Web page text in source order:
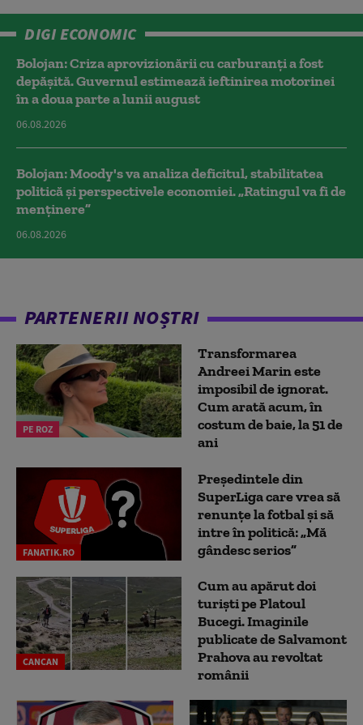
DIGI ECONOMIC
Bolojan: Criza aprovizionării cu carburanți a fost
depășită. Guvernul estimează ieftinirea motorinei
în a doua parte a lunii august
06.08.2026
Bolojan: Moody's va analiza deficitul, stabilitatea
politică și perspectivele economiei. „Ratingul va fi de
menținere”
06.08.2026
PARTENERII NOȘTRI
PE ROZ
Transformarea
Andreei Marin este
imposibil de ignorat.
Cum arată acum, în
costum de baie, la 51 de
ani
FANATIK.RO
Președintele din
SuperLiga care vrea să
renunțe la fotbal și să
intre în politică: „Mă
gândesc serios”
CANCAN
Cum au apărut doi
turiști pe Platoul
Bucegi. Imaginile
publicate de Salvamont
Prahova au revoltat
românii